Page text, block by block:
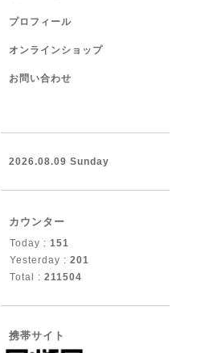
プロフィール
オンラインショップ
お問い合わせ
2026.08.09 Sunday
カウンター
Today : 151
Yesterday : 201
Total : 211504
携帯サイト